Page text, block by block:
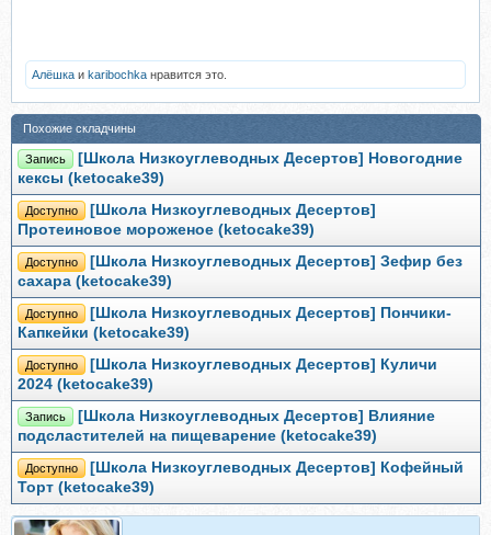
Алёшка и karibochka нравится это.
Похожие складчины
Запись
[Школа Низкоуглеводных Десертов] Новогодние
кексы (ketocake39)
Доступно
[Школа Низкоуглеводных Десертов]
Протеиновое мороженое (ketocake39)
Доступно
[Школа Низкоуглеводных Десертов] Зефир без
сахара (ketocake39)
Доступно
[Школа Низкоуглеводных Десертов] Пончики-
Капкейки (ketocake39)
Доступно
[Школа Низкоуглеводных Десертов] Куличи
2024 (ketocake39)
Запись
[Школа Низкоуглеводных Десертов] Влияние
подсластителей на пищеварение (ketocake39)
Доступно
[Школа Низкоуглеводных Десертов] Кофейный
Торт (ketocake39)